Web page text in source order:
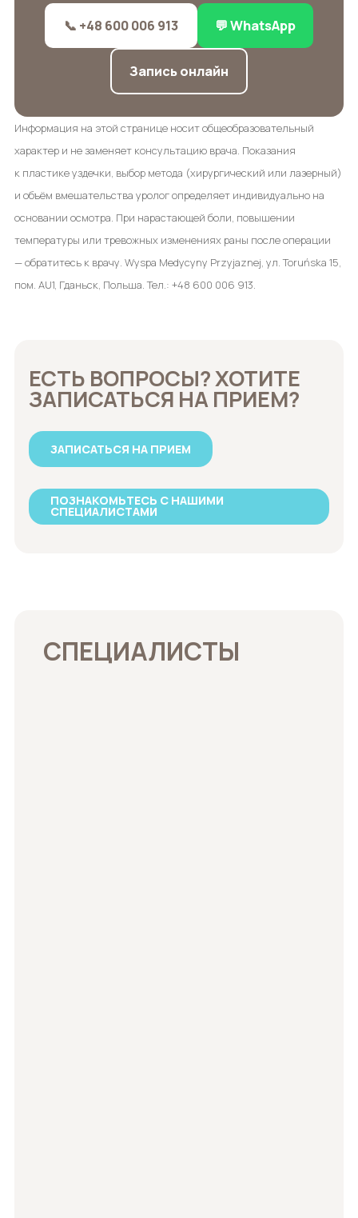
📞 +48 600 006 913 💬 WhatsApp
Запись онлайн
Информация на этой странице носит общеобразовательный
характер и не заменяет консультацию врача. Показания
к пластике уздечки, выбор метода (хирургический или лазерный)
и объём вмешательства уролог определяет индивидуально на
основании осмотра. При нарастающей боли, повышении
температуры или тревожных изменениях раны после операции
— обратитесь к врачу. Wyspa Medycyny Przyjaznej, ул. Toruńska 15,
пом. AU1, Гданьск, Польша. Тел.: +48 600 006 913.
ЕСТЬ ВОПРОСЫ? ХОТИТЕ
ЗАПИСАТЬСЯ НА ПРИЕМ?
ЗАПИСАТЬСЯ НА ПРИЕМ
ПОЗНАКОМЬТЕСЬ С НАШИМИ
СПЕЦИАЛИСТАМИ
СПЕЦИАЛИСТЫ